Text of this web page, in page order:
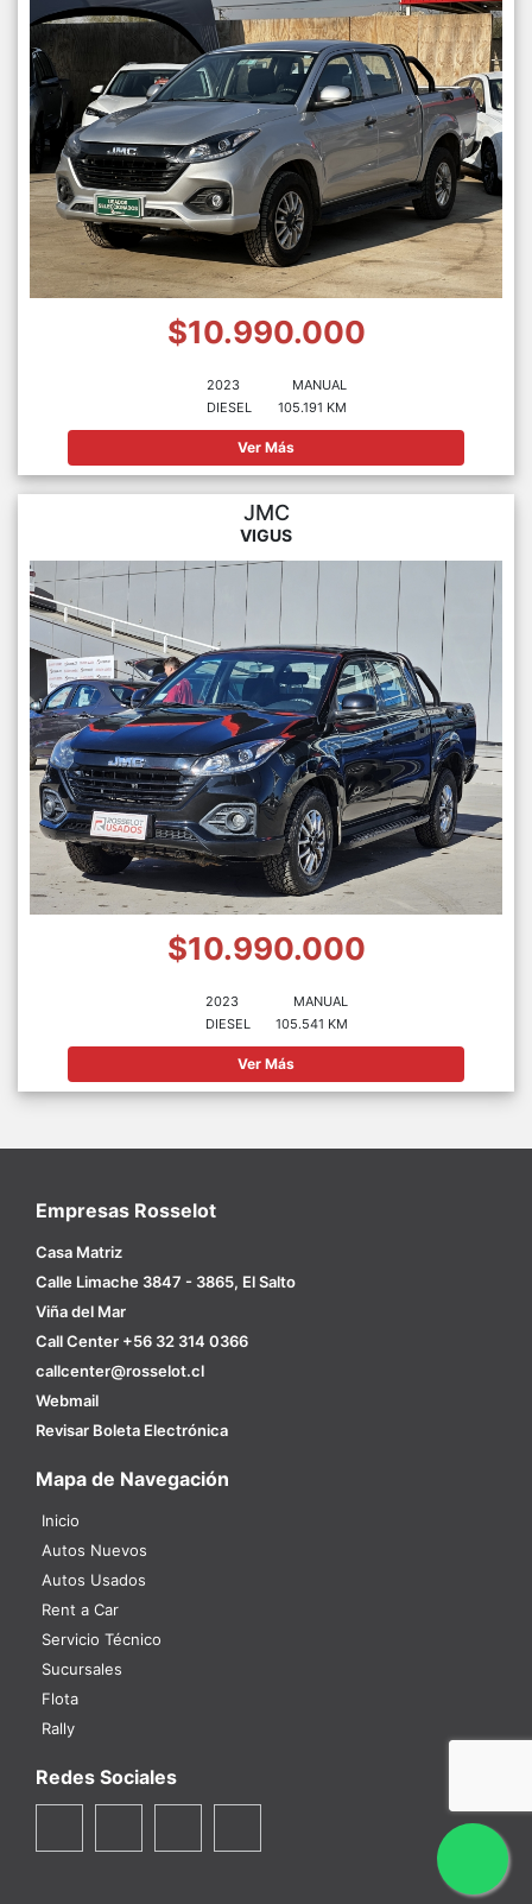
$10.990.000
2023
DIESEL
MANUAL
105.191 KM
Ver Más
JMC
VIGUS
$10.990.000
2023
DIESEL
MANUAL
105.541 KM
Ver Más
Empresas Rosselot
Casa Matriz
Calle Limache 3847 - 3865, El Salto
Viña del Mar
Call Center +56 32 314 0366
callcenter@rosselot.cl
Webmail
Revisar Boleta Electrónica
Mapa de Navegación
Inicio
Autos Nuevos
Autos Usados
Rent a Car
Servicio Técnico
Sucursales
Flota
Rally
Redes Sociales